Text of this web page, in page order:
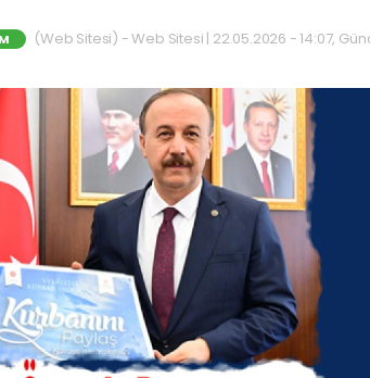
(Web Sitesi) - Web Sitesi | 22.05.2026 - 14:07,